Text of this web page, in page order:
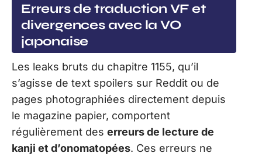
Erreurs de traduction VF et
divergences avec la VO
japonaise
Les leaks bruts du chapitre 1155, qu’il
s’agisse de text spoilers sur Reddit ou de
pages photographiées directement depuis
le magazine papier, comportent
régulièrement des erreurs de lecture de
kanji et d’onomatopées. Ces erreurs ne